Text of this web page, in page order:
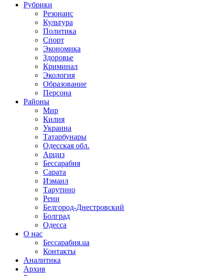
Рубрики
Резонанс
Культура
Политика
Спорт
Экономика
Здоровье
Криминал
Экология
Образование
Персона
Районы
Мир
Килия
Украина
Татарбунары
Одесская обл.
Арциз
Бессарабия
Сарата
Измаил
Тарутино
Рени
Белгород-Днестровский
Болград
Одесса
О нас
Бессарабия.ua
Контакты
Аналитика
Архив